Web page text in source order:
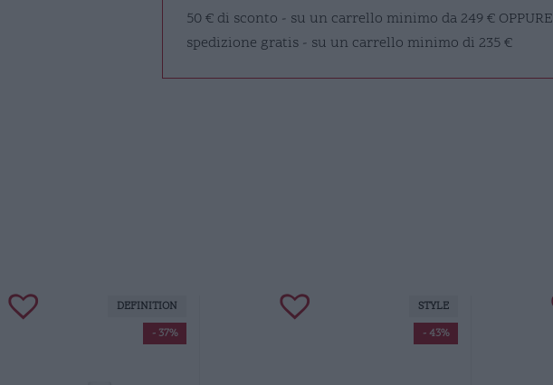
50 € di sconto - su un carrello minimo da 249 € OPPURE
spedizione gratis - su un carrello minimo di 235 €
- 37%
DEFINITION
- 43%
STYLE